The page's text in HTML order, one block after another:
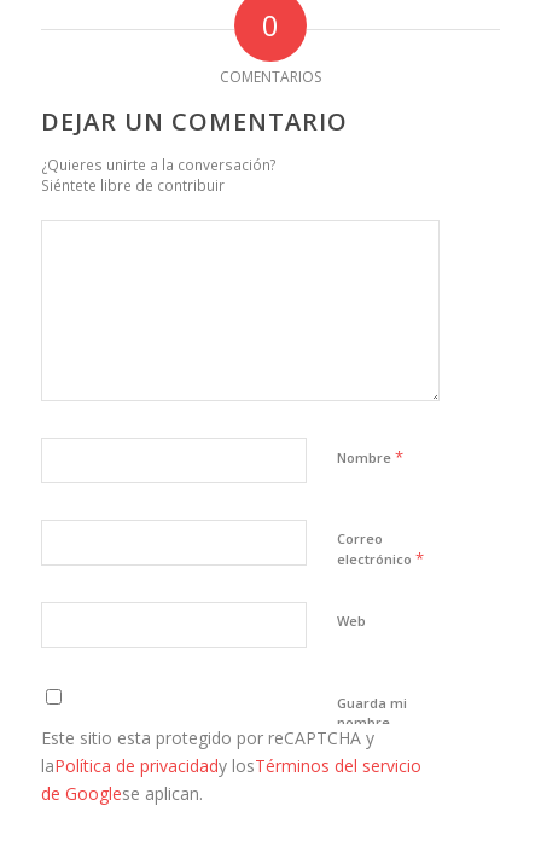
0
COMENTARIOS
DEJAR UN COMENTARIO
¿Quieres unirte a la conversación?
Siéntete libre de contribuir
Nombre *
Correo
electrónico *
Web
Guarda mi
nombre,
correo
electrónico y
Este sitio esta protegido por reCAPTCHA y
laPolítica de privacidady losTérminos del servicio
de Googlese aplican.